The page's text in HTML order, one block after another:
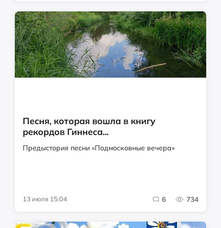
Песня, которая вошла в книгу
рекордов Гиннеса...
Предыстория песни «Подмосковные вечера»
13 июля 15:04 6 734